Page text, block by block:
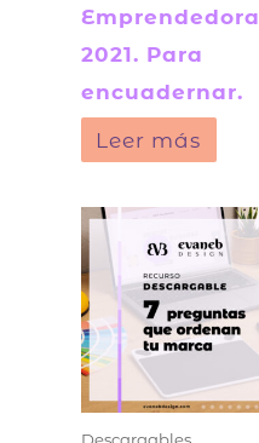
Emprendedora
2021. Para
encuadernar.
Leer más